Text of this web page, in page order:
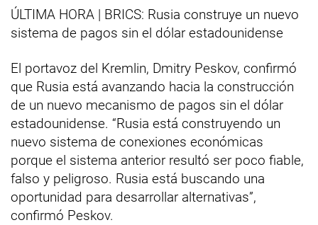
ÚLTIMA HORA | BRICS: Rusia construye un nuevo
sistema de pagos sin el dólar estadounidense
El portavoz del Kremlin, Dmitry Peskov, confirmó
que Rusia está avanzando hacia la construcción
de un nuevo mecanismo de pagos sin el dólar
estadounidense. “Rusia está construyendo un
nuevo sistema de conexiones económicas
porque el sistema anterior resultó ser poco fiable,
falso y peligroso. Rusia está buscando una
oportunidad para desarrollar alternativas”,
confirmó Peskov.